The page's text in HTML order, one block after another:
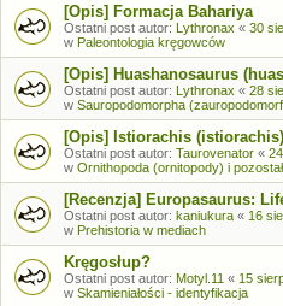
[Opis] Formacja Bahariya
Ostatni post autor: Lythronax « 30
w Paleontologia kręgowców
[Opis] Huashanosaurus
Ostatni post autor: Lythronax « 28
w Sauropodomorpha
[Opis] Istiorachis (istiorachis)
Ostatni post autor: Taurovenator «
w Ornithopoda (ornitopody) i
[Recenzja] Europasaurus:
Ostatni post autor: kaniukura « 16
w Prehistoria w mediach
Kręgosłup?
Ostatni post autor: Motyl.11 « 15
w Skamieniałości - identyfikacja